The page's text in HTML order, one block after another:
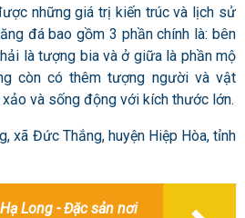
những giá trị kiến trúc và lịch sử
đá bao gồm 3 phần chính là: bên
là tượng bia và ở giữa là phần mộ
còn có thêm tượng người và vật
và sống động với kích thước lớn.
xã Đức Thắng, huyện Hiệp Hòa, tỉnh
Long - Đặc sản nơi